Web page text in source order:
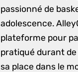
passionné de
adolescence.
plateforme pour
pratiqué durant
sa place dans le